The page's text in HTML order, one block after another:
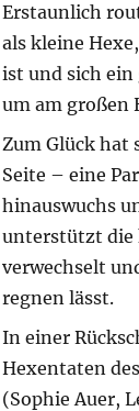
Erstaunlich
als kleine
ist und sich ein
um am großen
Zum Glück hat
Seite – eine
hinauswuchs
unterstützt die
verwechselt
regnen lässt.
In einer
Hexentaten
(Sophie Auer,